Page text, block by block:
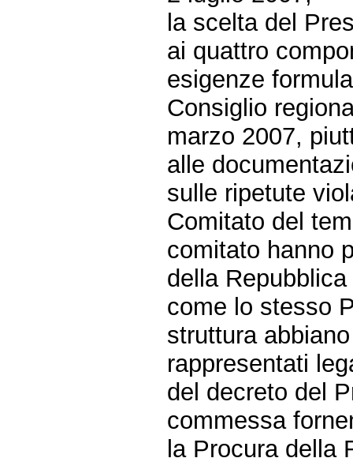
la scelta del
ai quattro
esigenze
Consiglio
marzo 2007,
alle
sulle ripetute
Comitato del
comitato hanno
della
come lo stesso
struttura
rappresentati
del decreto del
commessa
la Procura della